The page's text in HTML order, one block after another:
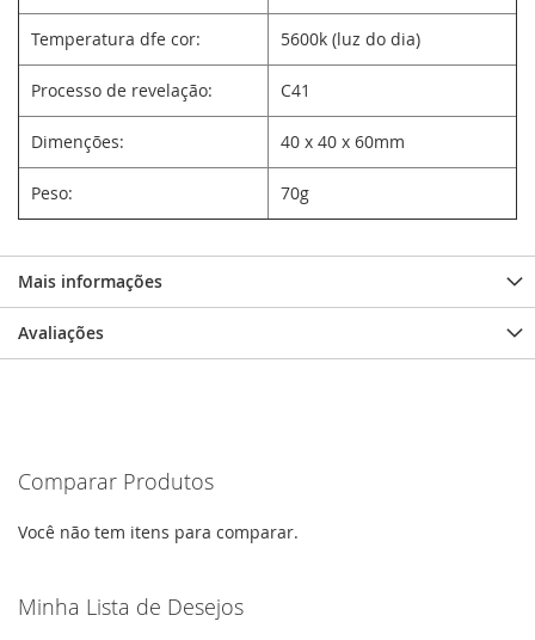
Temperatura dfe cor: 5600k (luz do dia)
Processo de revelação: C41
Dimenções: 40 x 40 x 60mm
Peso: 70g
Mais informações
Avaliações
Comparar Produtos
Você não tem itens para comparar.
Minha Lista de Desejos